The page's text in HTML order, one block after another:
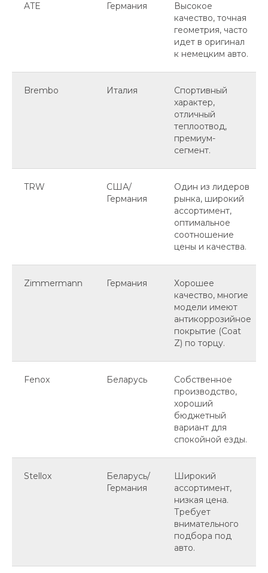
ATE Германия
Высокое
качество, точная
геометрия, часто
идет в оригинал
к немецким авто.
Brembo Италия
Спортивный
характер,
отличный
теплоотвод,
премиум-
сегмент.
TRW
США/
Германия
Один из лидеров
рынка, широкий
ассортимент,
оптимальное
соотношение
цены и качества.
Zimmermann Германия
Хорошее
качество, многие
модели имеют
антикоррозийное
покрытие (Coat
Z) по торцу.
Fenox Беларусь
Собственное
производство,
хороший
бюджетный
вариант для
спокойной езды.
Stellox
Беларусь/
Германия
Широкий
ассортимент,
низкая цена.
Требует
внимательного
подбора под
авто.